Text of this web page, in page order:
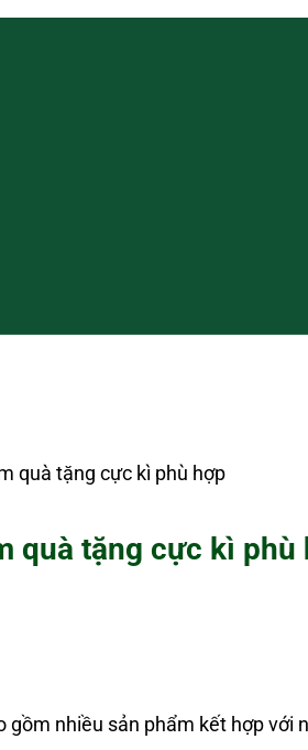
quà tặng cực kì phù hợp
quà tặng cực kì phù
nhiều sản phẩm kết hợp với